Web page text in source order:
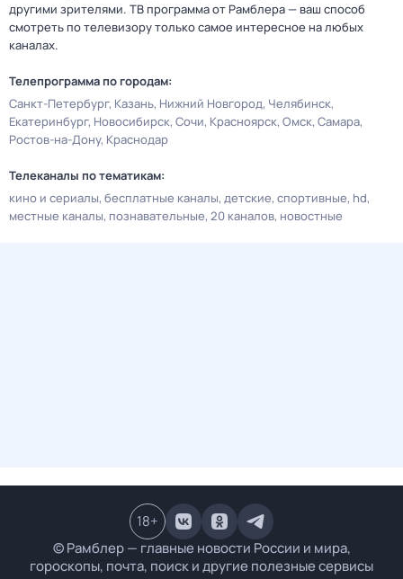
другими зрителями. ТВ программа от Рамблера — ваш способ
смотреть по телевизору только самое интересное на любых
каналах.
Телепрограмма по городам:
Санкт-Петербург Казань Нижний Новгород Челябинск
Екатеринбург Новосибирск Сочи Красноярск Омск Самара
Ростов-на-Дону Краснодар
Телеканалы по тематикам:
кино и сериалы бесплатные каналы детские спортивные hd
местные каналы познавательные 20 каналов новостные
© Рамблер — главные новости России и мира,
гороскопы, почта, поиск и другие полезные сервисы
18+